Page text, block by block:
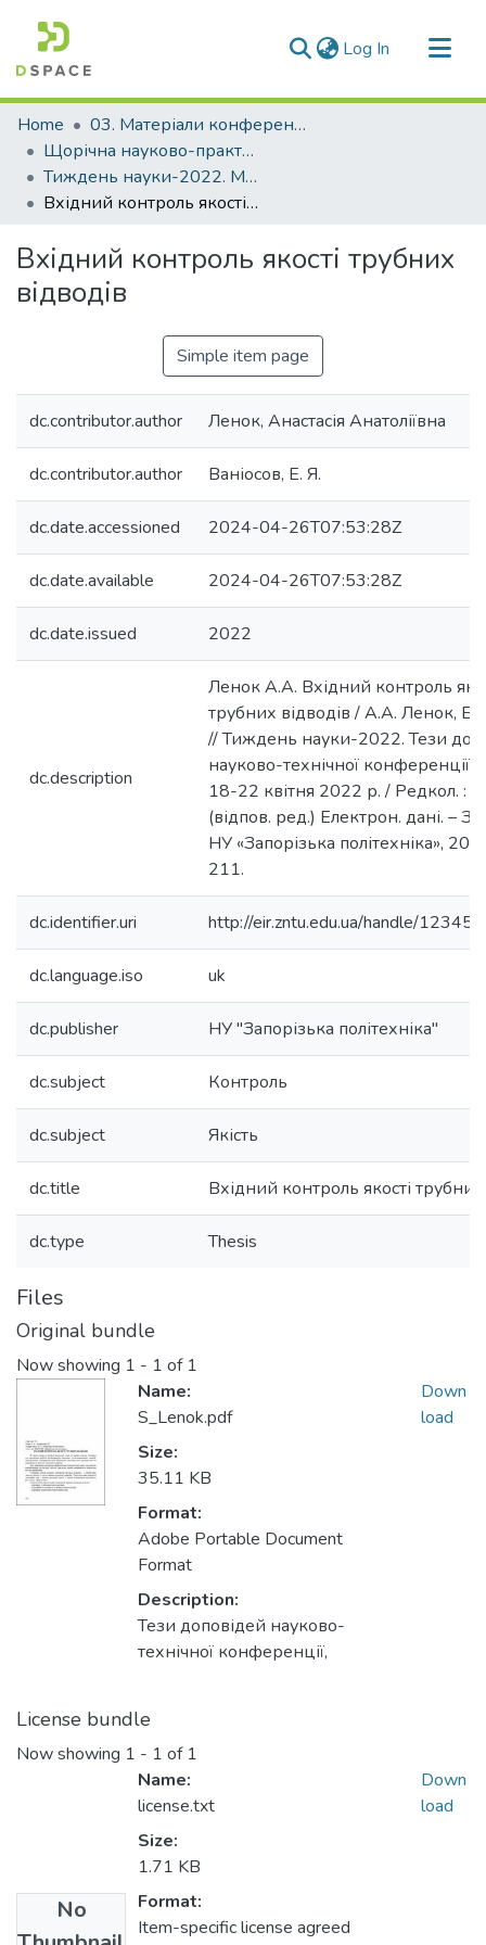
Log In (current)
Communities & Collections
All of DSpace
Statistics
Home
03. Матеріали конференцій та семінарів
Щорічна науково-практична конференція «Тиждень науки»
Тиждень науки-2022. Машинобудівний факультет
Вхідний контроль якості трубних відводів
Вхідний контроль якості трубних
відводів
Simple item page
dc.contributor.author Ленок, Анастасія Анатоліївна
dc.contributor.author Ваніосов, Е. Я.
dc.date.accessioned 2024-04-26T07:53:28Z
dc.date.available 2024-04-26T07:53:28Z
dc.date.issued 2022
dc.description
Ленок А.А. Вхідний контроль
трубних відводів / А.А. Ленок,
// Тиждень науки-2022. Тези
науково-технічної конференції,
18-22 квітня 2022 р. / Редкол. :
(відпов. ред.) Електрон. дані. –
НУ «Запорізька політехніка»,
211.
dc.identifier.uri http://eir.zntu.edu.ua/handle/
dc.language.iso uk
dc.publisher НУ "Запорізька політехніка"
dc.subject Контроль
dc.subject Якість
dc.title Вхідний контроль якості трубних
dc.type Thesis
Files
Original bundle
Now showing 1 - 1 of 1
Name:
S_Lenok.pdf
Size:
35.11 KB
Format:
Adobe Portable Document
Format
Description:
Тези доповідей науково-
технічної конференції,
Down
load
License bundle
Now showing 1 - 1 of 1
No
Name:
license.txt
Size:
1.71 KB
Format:
Item-specific license agreed
Down
load